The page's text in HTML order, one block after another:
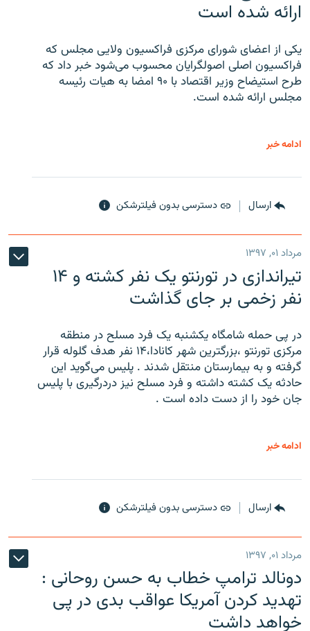
ارائه شده است
یکی از اعضای شورای مرکزی فراکسیون ولایی مجلس که
فراکسیون اصلی اصولگرایان محسوب می‌شود خبر داد که
طرح استیضاح وزیر اقتصاد با ۹۰ امضا به هیات رئیسه
مجلس ارائه شده است.
ادامه خبر
ارسال دسترسی بدون فیلترشکن
مرداد ۰۱, ۱۳۹۷
تیراندازی در تورنتو یک نفر کشته و ۱۴
نفر زخمی بر جای گذاشت
در پی حمله شامگاه یکشنبه یک فرد مسلح در منطقه
مرکزی تورنتو ،‌بزرگترین شهر کانادا،۱۴ نفر هدف گلوله قرار
گرفته و به بیمارستان منتقل شدند . پلیس می‌گوید این
حادثه یک کشته داشته و فرد مسلح نیز دردرگیری با پلیس
جان خود را از دست داده است .
ادامه خبر
ارسال دسترسی بدون فیلترشکن
مرداد ۰۱, ۱۳۹۷
دونالد ترامپ خطاب به حسن روحانی :
تهدید کردن آمریکا عواقب بدی در پی
خواهد داشت